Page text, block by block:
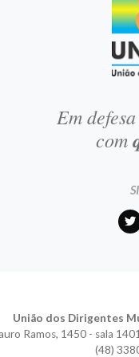
Em
com
União dos Dirigentes
Ramos, 1450 - sala
(48)